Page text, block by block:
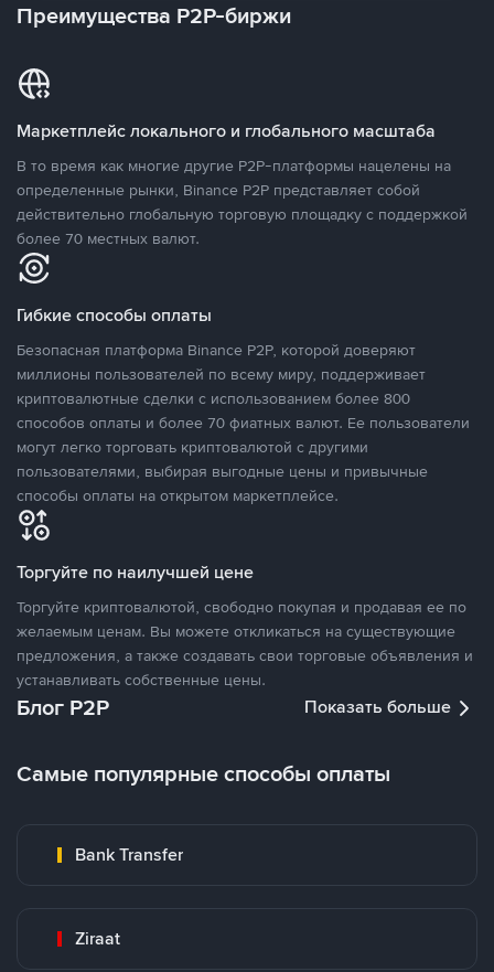
Преимущества P2P-биржи
Маркетплейс локального и глобального масштаба
В то время как многие другие P2P-платформы нацелены на
определенные рынки, Binance P2P представляет собой
действительно глобальную торговую площадку с поддержкой
более 70 местных валют.
Гибкие способы оплаты
Безопасная платформа Binance P2P, которой доверяют
миллионы пользователей по всему миру, поддерживает
криптовалютные сделки с использованием более 800
способов оплаты и более 70 фиатных валют. Ее пользователи
могут легко торговать криптовалютой с другими
пользователями, выбирая выгодные цены и привычные
способы оплаты на открытом маркетплейсе.
Торгуйте по наилучшей цене
Торгуйте криптовалютой, свободно покупая и продавая ее по
желаемым ценам. Вы можете откликаться на существующие
предложения, а также создавать свои торговые объявления и
устанавливать собственные цены.
Блог P2P Показать больше
Самые популярные способы оплаты
Bank Transfer
Ziraat